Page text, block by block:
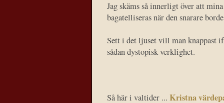
Jag skäms så innerligt över att
bagatelliseras när den snarare
Sett i det ljuset vill man knappast
sådan dystopisk verklighet.
Så här i valtider ... Kristna